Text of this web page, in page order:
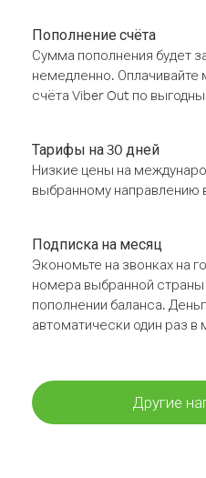
Пополнение счёта
Сумма пополнения будет
немедленно.
счёта Viber Out по
Тарифы на 30 дней
Низкие цены на
выбранному направлению
Подписка на месяц
Экономьте на звонках на
номера выбранной страны
пополнении баланса.
автоматически один раз в
Другие